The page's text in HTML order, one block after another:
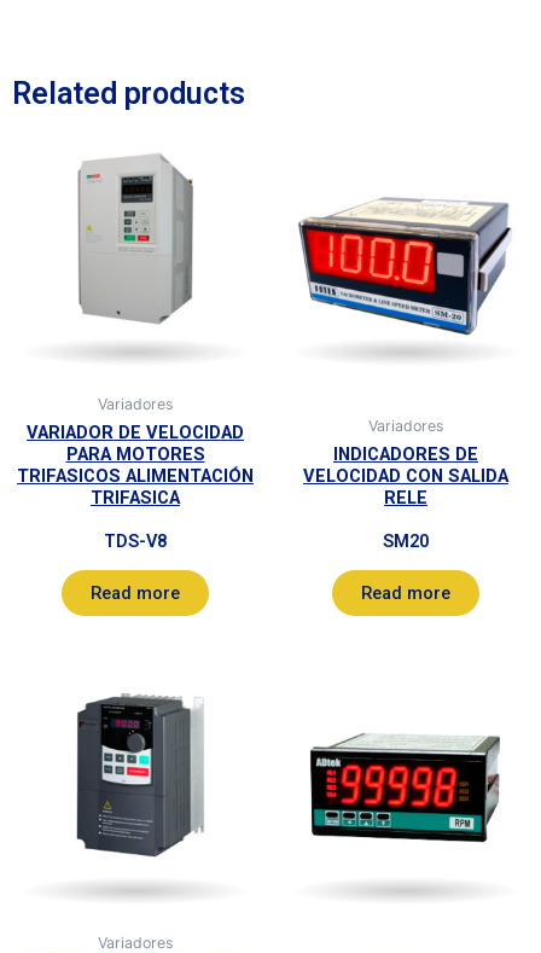
Related products
Variadores
VARIADOR DE VELOCIDAD
PARA MOTORES
TRIFASICOS ALIMENTACIÓN
TRIFASICA
TDS-V8
Read more
Variadores
INDICADORES DE
VELOCIDAD CON SALIDA
RELE
SM20
Read more
Variadores